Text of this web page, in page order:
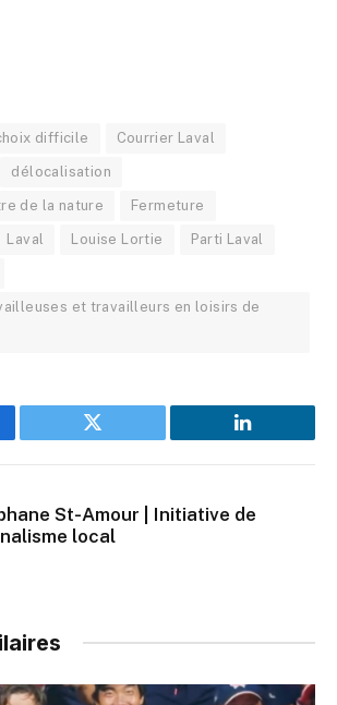
difficile Courrier Laval
délocalisation
de la nature Fermeture
Laval Louise Lortie Parti Laval
et travailleurs en loisirs de
Twitter LinkedIn
St-Amour | Initiative de
local